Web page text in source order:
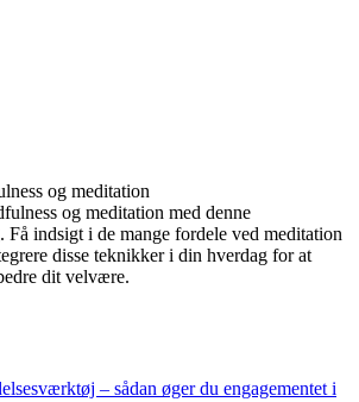
og meditation
og meditation med denne
Få indsigt i de mange fordele ved meditation
disse teknikker i din hverdag for at
dit velvære.
– sådan øger du engagementet i